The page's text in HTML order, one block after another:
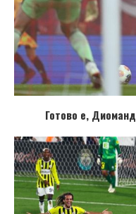
Готово е,